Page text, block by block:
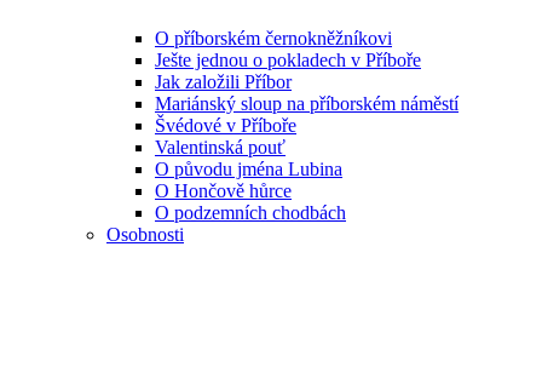
O příborském černokněžníkovi
Ješte jednou o pokladech v Příboře
Jak založili Příbor
Mariánský sloup na příborském náměstí
Švédové v Příboře
Valentinská pouť
O původu jména Lubina
O Hončově hůrce
O podzemních chodbách
Osobnosti